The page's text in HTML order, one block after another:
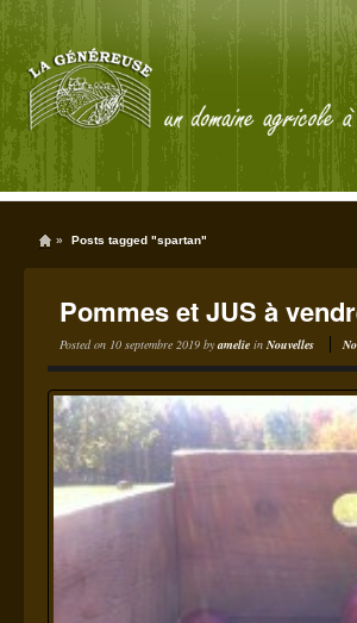
» Posts tagged "spartan"
Pommes et JUS à
Posted on 10 septembre 2019 byamelie in Nouvelles